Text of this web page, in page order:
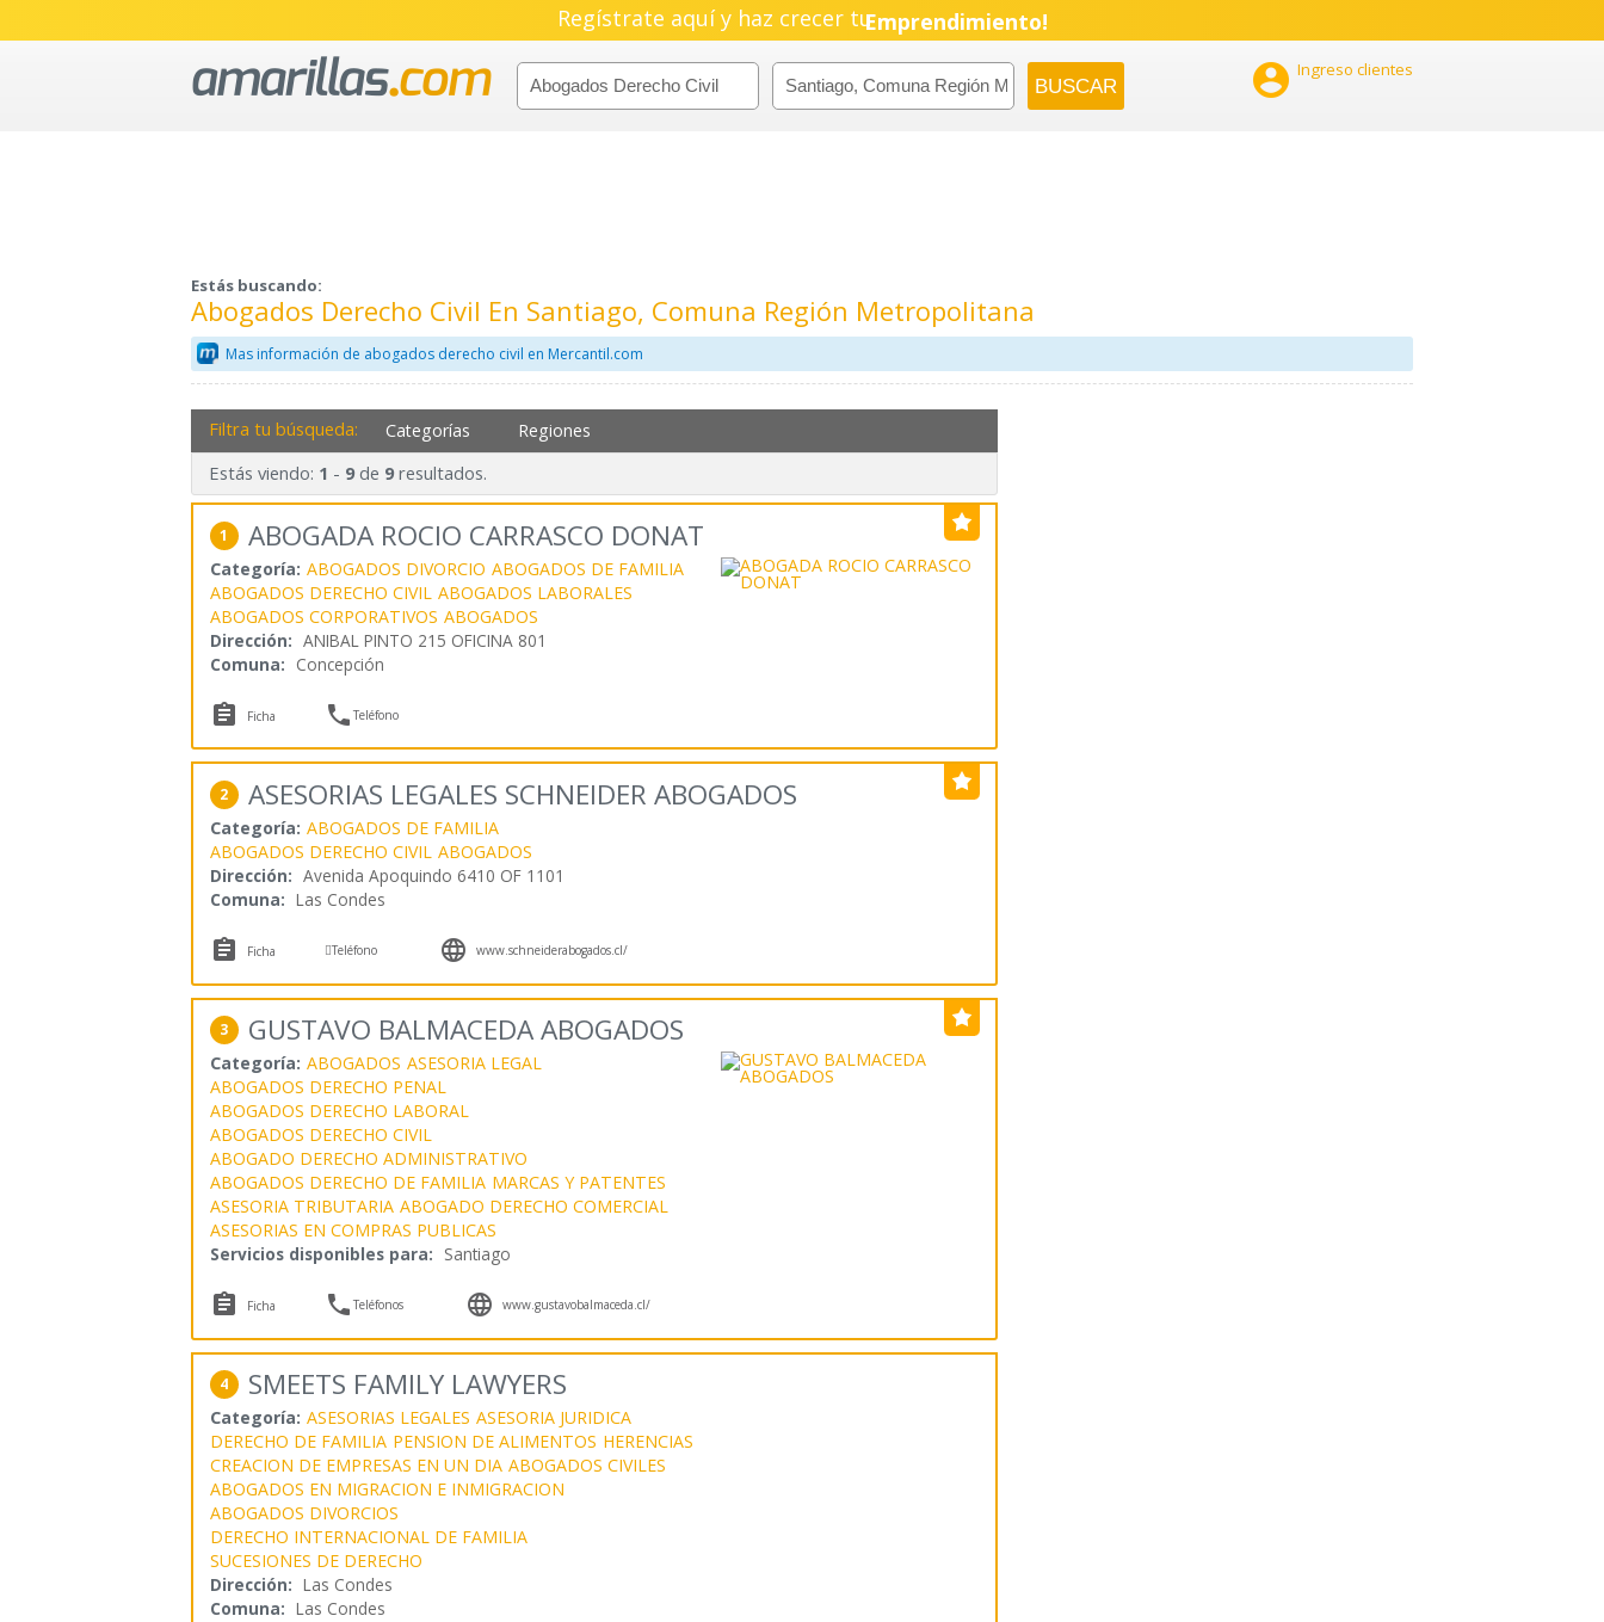
Regístrate aquí y haz crecer tuPyme!
Emprendimiento!
 Ingreso clientes
Estás buscando:
Abogados Derecho Civil En Santiago, Comuna Región Metropolitana
Mas información de abogados derecho civil en Mercantil.com
Filtra tu búsqueda: Categorías Regiones
Estás viendo: 1 - 9de 9resultados.
1 ABOGADA ROCIO CARRASCO DONAT
Categoría: ABOGADOS DIVORCIO ABOGADOS DE FAMILIA
ABOGADOS DERECHO CIVIL ABOGADOS LABORALES
ABOGADOS CORPORATIVOS ABOGADOS
Dirección: ANIBAL PINTO 215 OFICINA 801
Comuna: Concepción
 Ficha Teléfono
2 ASESORIAS LEGALES SCHNEIDER ABOGADOS
Categoría: ABOGADOS DE FAMILIA
ABOGADOS DERECHO CIVIL ABOGADOS
Dirección: Avenida Apoquindo 6410 OF 1101
Comuna: Las Condes
 Ficha Teléfono  www.schneiderabogados.cl/
3 GUSTAVO BALMACEDA ABOGADOS
Categoría: ABOGADOS ASESORIA LEGAL
ABOGADOS DERECHO PENAL
ABOGADOS DERECHO LABORAL
ABOGADOS DERECHO CIVIL
ABOGADO DERECHO ADMINISTRATIVO
ABOGADOS DERECHO DE FAMILIA MARCAS Y PATENTES
ASESORIA TRIBUTARIA ABOGADO DERECHO COMERCIAL
ASESORIAS EN COMPRAS PUBLICAS
Servicios disponibles para: Santiago
 Ficha Teléfonos  www.gustavobalmaceda.cl/
4 SMEETS FAMILY LAWYERS
Categoría: ASESORIAS LEGALES ASESORIA JURIDICA
DERECHO DE FAMILIA PENSION DE ALIMENTOS HERENCIAS
CREACION DE EMPRESAS EN UN DIA ABOGADOS CIVILES
ABOGADOS EN MIGRACION E INMIGRACION
ABOGADOS DIVORCIOS
DERECHO INTERNACIONAL DE FAMILIA
SUCESIONES DE DERECHO
Dirección: Las Condes
Comuna: Las Condes